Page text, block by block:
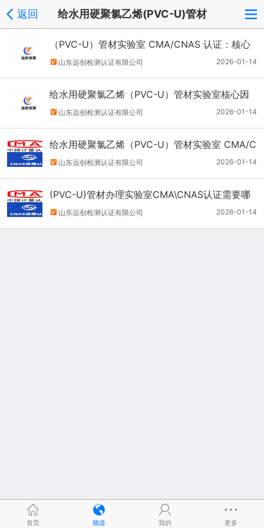
返回 给水用硬聚氯乙烯(PVC-U)管材
（PVC-U）管材实验室 CMA/CNAS 认证：核心
因素运作流程
2026-01-14
山东远创检测认证有限公司
给水用硬聚氯乙烯（PVC-U）管材实验室核心因
素运作流程
2026-01-14
山东远创检测认证有限公司
给水用硬聚氯乙烯（PVC-U）管材实验室 CMA/C
NAS 认证全流程介绍
2026-01-14
山东远创检测认证有限公司
(PVC-U)管材办理实验室CMA\CNAS认证需要哪
些必要条件？
2026-01-14
山东远创检测认证有限公司
首页 频道 我的 更多